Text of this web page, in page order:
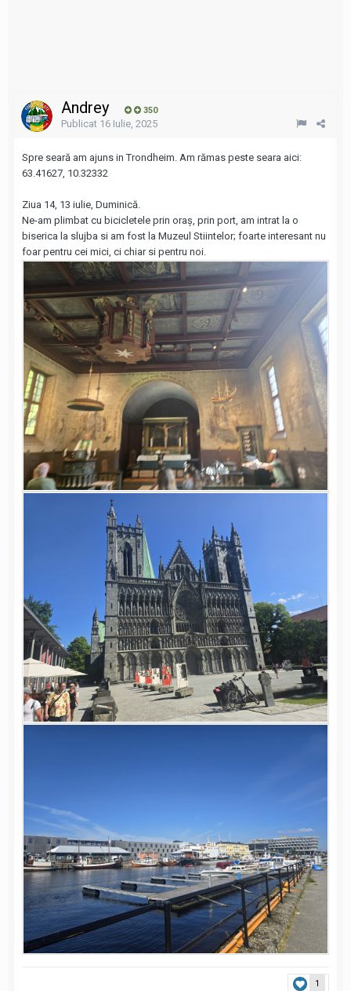
Andrey 350
Publicat 16 Iulie, 2025
Spre seară am ajuns in Trondheim. Am rămas peste seara aici:
63.41627, 10.32332
Ziua 14, 13 iulie, Duminică.
Ne-am plimbat cu bicicletele prin oraș, prin port, am intrat la o
biserica la slujba si am fost la Muzeul Stiintelor; foarte interesant nu
foar pentru cei mici, ci chiar si pentru noi.
1